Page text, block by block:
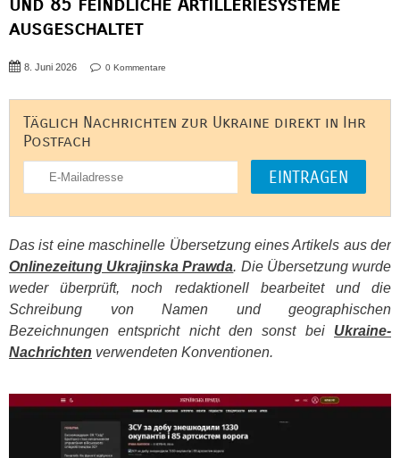
ausgeschaltet
8. Juni 2026 0 Kommentare
Täglich Nachrichten zur Ukraine direkt in Ihr
Postfach
Das ist eine maschinelle Übersetzung eines Artikels aus der
Onlinezeitung Ukrajinska Prawda. Die Übersetzung wurde
weder überprüft, noch redaktionell bearbeitet und die
Schreibung von Namen und geographischen
Bezeichnungen entspricht nicht den sonst bei Ukraine-
Nachrichten verwendeten Konventionen.